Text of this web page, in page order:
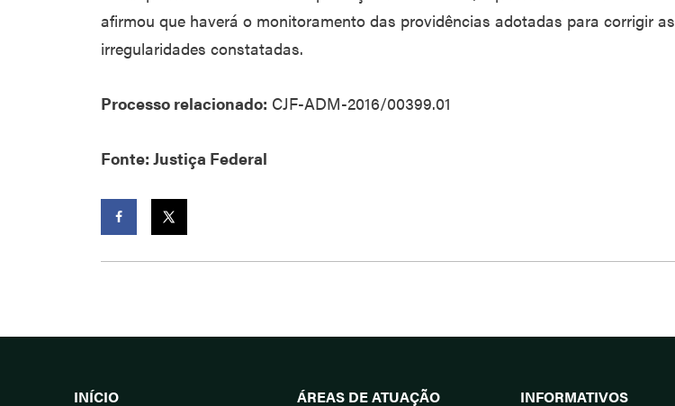
afirmou que haverá o monitoramento das providências adotadas para corrigir as
irregularidades constatadas.
Processo relacionado: CJF-ADM-2016/00399.01
Fonte: Justiça Federal
INÍCIO ÁREAS DE ATUAÇÃO INFORMATIVOS